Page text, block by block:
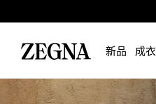
新品 成衣